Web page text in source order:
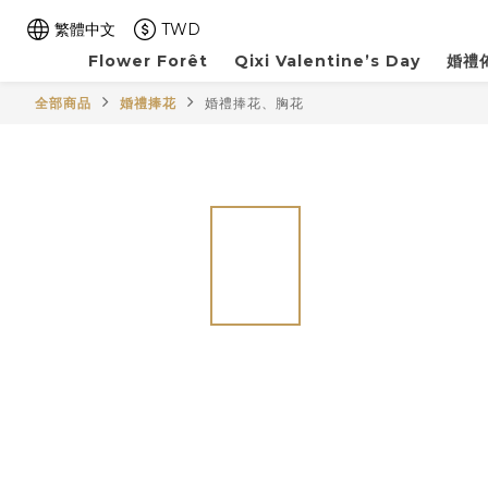
繁體中文
TWD
Flower Forêt
Qixi Valentine’s Day 婚禮
全部商品 婚禮捧花 婚禮捧花、胸花